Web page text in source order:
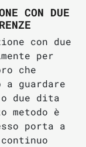
CON DUE
con due
per
che
guardare
due dita
metodo è
porta a